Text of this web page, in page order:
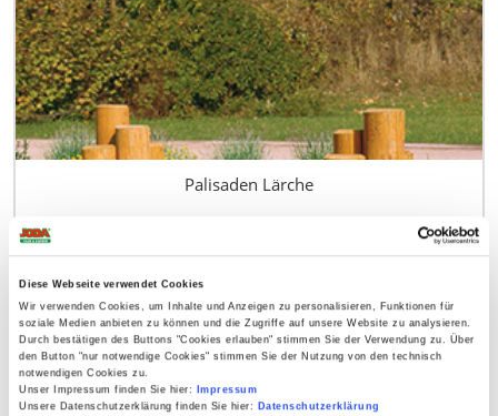
Diese Webseite verwendet Cookies
Wir verwenden Cookies, um Inhalte und Anzeigen zu personalisieren, Funktionen für
soziale Medien anbieten zu können und die Zugriffe auf unsere Website zu analysieren.
Durch bestätigen des Buttons "Cookies erlauben" stimmen Sie der Verwendung zu. Über
den Button "nur notwendige Cookies" stimmen Sie der Nutzung von den technisch
notwendigen Cookies zu.
Unser Impressum finden Sie hier: Impressum
Unsere Datenschutzerklärung finden Sie hier: Datenschutzerklärung
Palisaden Lärche